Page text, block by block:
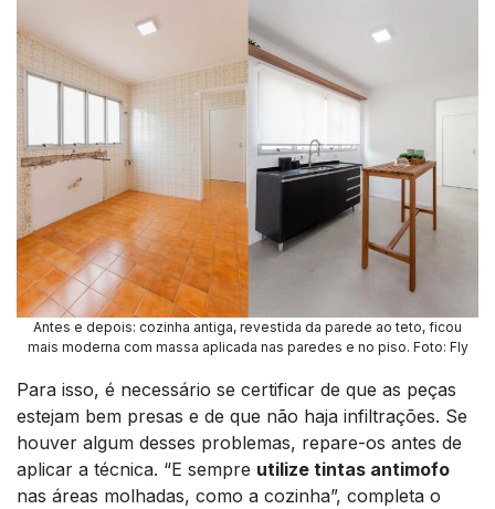
Antes e depois: cozinha antiga, revestida da parede ao teto, ficou
mais moderna com massa aplicada nas paredes e no piso. Foto: Fly
Para isso, é necessário se certificar de que as peças
estejam bem presas e de que não haja infiltrações. Se
houver algum desses problemas, repare-os antes de
aplicar a técnica. “E sempre utilize tintas antimofo
nas áreas molhadas, como a cozinha”, completa o